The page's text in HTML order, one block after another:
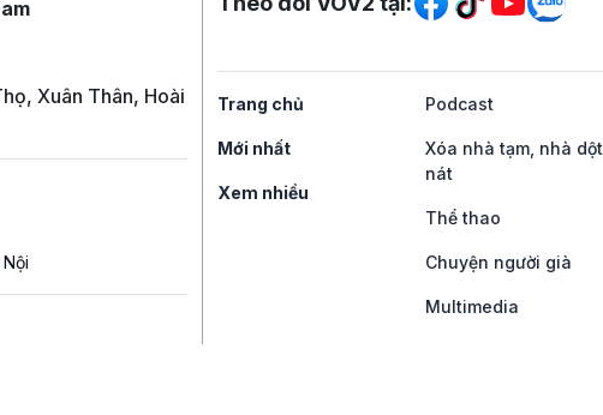
Xuân Thân, Hoài
Trang chủ
Mới nhất
Xem nhiều
Podcast
Xóa nhà tạm, nhà dột
nát
Thể thao
Chuyện người già
Multimedia